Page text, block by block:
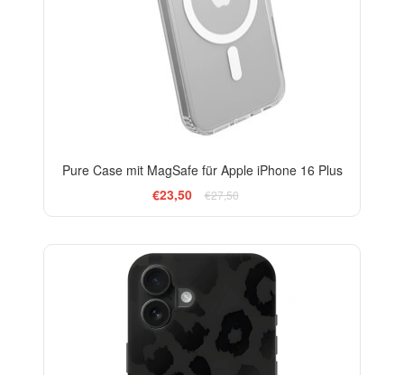
Pure Case mit MagSafe für Apple iPhone 16 Plus
€23,50
€27,50